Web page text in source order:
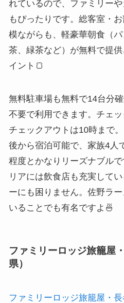
れているので、ファミリー
もぴったりです。総客室・
模ながらも、軽豪華朝食（
茶、緑茶など）が無料で提
イント🍞
無料駐車場も無料で14台分
不要で利用できます。チェッ
チェックアウトは10時まで
後から宿泊可能で、家族4人
程度とかなりリーズナブル
リアには飲食店も充実して
ーにも困りません。佐野ラ
いることでも有名ですよ🍜
ファミリーロッジ旅籠屋
県）
ファミリーロッジ旅籠屋・